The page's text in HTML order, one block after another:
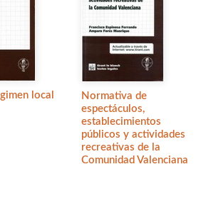
local
Normativa de
espectáculos,
establecimientos
públicos y actividades
recreativas de la
Comunidad Valenciana